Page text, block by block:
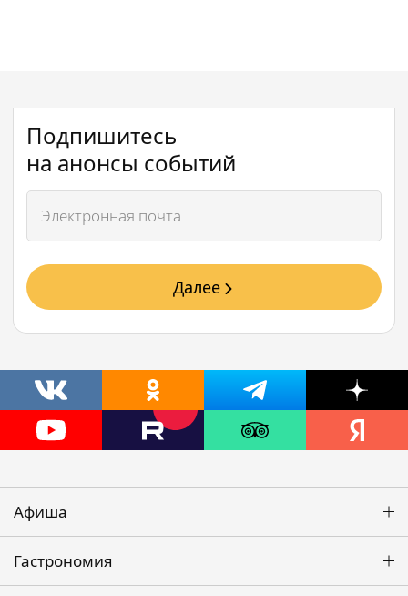
Подпишитесь
на анонсы событий
Далее
Афиша
Гастрономия